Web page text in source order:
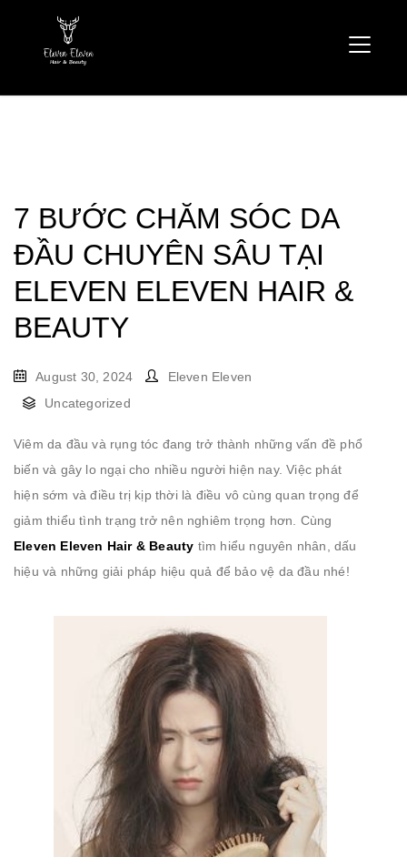
7 BƯỚC CHĂM SÓC DA
ĐẦU CHUYÊN SÂU TẠI
ELEVEN ELEVEN HAIR &
BEAUTY
August 30, 2024
Eleven Eleven
Uncategorized
Viêm da đầu và rụng tóc đang trở thành những vấn đề phổ
biến và gây lo ngại cho nhiều người hiện nay. Việc phát
hiện sớm và điều trị kịp thời là điều vô cùng quan trọng để
giảm thiểu tình trạng trở nên nghiêm trọng hơn. Cùng
Eleven Eleven Hair & Beauty tìm hiểu nguyên nhân, dấu
hiệu và những giải pháp hiệu quả để bảo vệ da đầu nhé!